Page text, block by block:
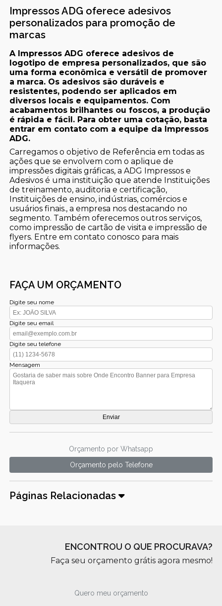
Impressos ADG oferece adesivos
personalizados para promoção de
marcas
A Impressos ADG oferece adesivos de
logotipo de empresa personalizados, que são
uma forma econômica e versátil de promover
a marca. Os adesivos são duráveis e
resistentes, podendo ser aplicados em
diversos locais e equipamentos. Com
acabamentos brilhantes ou foscos, a produção
é rápida e fácil. Para obter uma cotação, basta
entrar em contato com a equipe da Impressos
ADG.
Carregamos o objetivo de Referência em todas as
ações que se envolvem com o aplique de
impressões digitais gráficas, a ADG Impressos e
Adesivos é uma instituição que atende Instituições
de treinamento, auditoria e certificação,
Instituições de ensino, indústrias, comércios e
usuários finais., a empresa nos destacando no
segmento. Também oferecemos outros serviços,
como impressão de cartão de visita e impressão de
flyers. Entre em contato conosco para mais
informações.
FAÇA UM ORÇAMENTO
Digite seu nome
Digite seu email
Digite seu telefone
Mensagem
Orçamento por Whatsapp
Orçamento pelo Telefone
Páginas Relacionadas
ENCONTROU O QUE PROCURAVA?
Faça seu orçamento grátis agora mesmo!
Quero meu orçamento